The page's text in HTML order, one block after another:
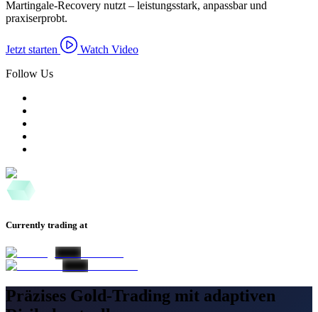
Martingale-Recovery nutzt – leistungsstark, anpassbar und
praxiserprobt.
Jetzt starten
Watch Video
Follow Us
Currently trading at
Präzises Gold-Trading mit adaptiven